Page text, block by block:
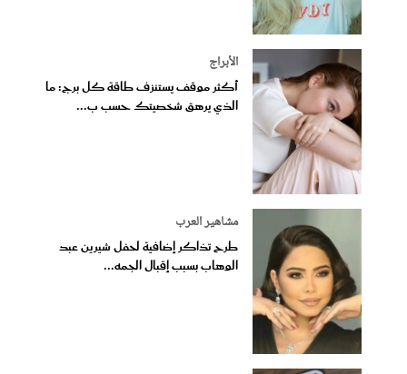
الأبراج
أكثر موقف يستنزف طاقة كل برج: ما
الذي يرهق شخصيتك حسب ب...
مشاهير العرب
طرح تذاكر إضافية لحفل شيرين عبد
الوهاب بسبب إقبال الجمه...